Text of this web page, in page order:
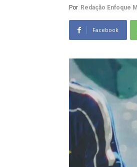
Por Redação Enfoque
Facebook